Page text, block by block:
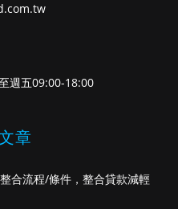
週五09:00-18:00
章
合流程/條件，整合貸款減輕